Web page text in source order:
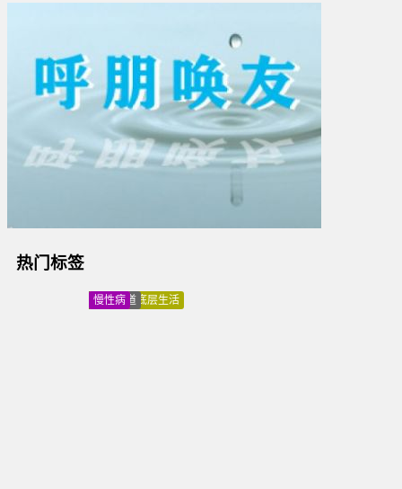
热门标签
改革
道德
分析
医疗
改革
毛主席
易经
智慧
姓氏文化
谱牒文化
百家姓
家谱
疫情
口罩
物价
涨价
贫富悬殊
两极分化
共同富裕
数字
玄机
风水
能量
磁场
改运
打压中医
抹黑中医
反中医
组织
阴谋
危机
易经
预测学
博士
研究生
公有制经济
私有制
人民领袖
央视
采访
汇惠万家
蔡一安
易经
智慧
解析
人生
密码
丁香医生
养生
秘诀
中医
蔡一安
汇惠万家
端午感怀
汇惠万家
生命之轮
平台作用
创业
故事
蔡一安
信用中国
年会
诚信
企业
荣誉
蔡一安
姓氏文化
宗亲
商务
活动
易学
汇智人生
智慧
讲座
电子商务
诚信
汇惠万家
示范企业
疫情
情况
工作
研究
怀念
亲人
关注社会底层生活
撞墙
选择
智慧
雨泽
书画院
中医
养生之道
亚健康
慢性病